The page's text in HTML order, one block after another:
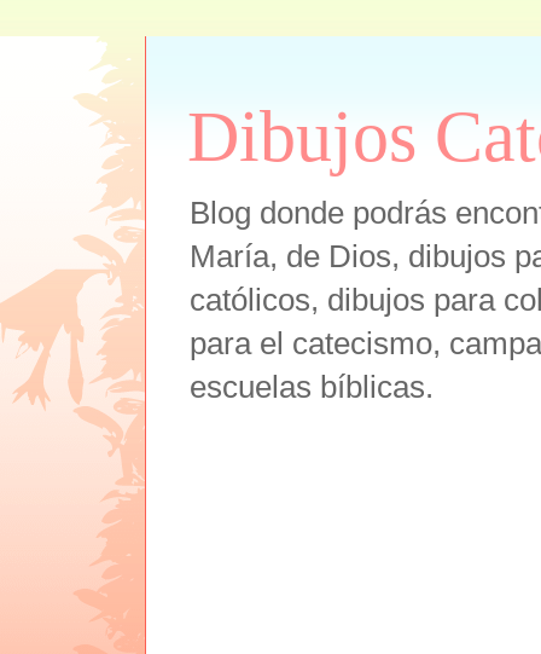
Dibujos
Blog donde podrás
María, de Dios, dibujos
católicos, dibujos para
para el catecismo,
escuelas bíblicas.